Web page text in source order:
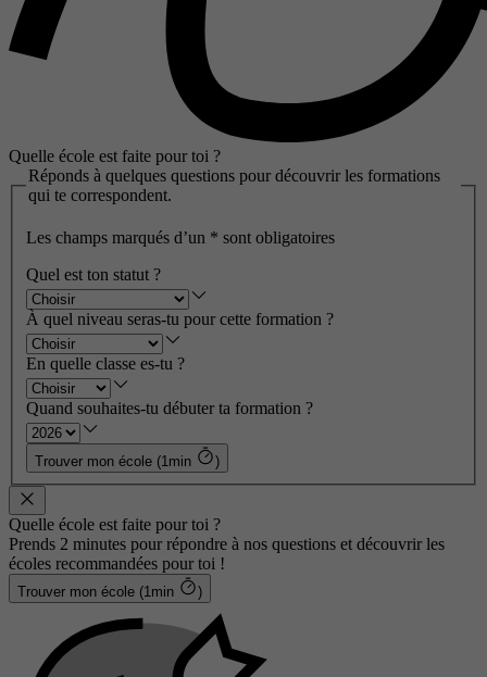
Quelle école est faite pour toi ?
Réponds à quelques questions pour découvrir les formations
qui te correspondent.
Les champs marqués d’un * sont obligatoires
Quel est ton statut ?
À quel niveau seras-tu pour cette formation ?
En quelle classe es-tu ?
Quand souhaites-tu débuter ta formation ?
Trouver mon école (1min )
Quelle école est faite pour toi ?
Prends 2 minutes pour répondre à nos questions et découvrir les
écoles recommandées pour toi !
Trouver mon école (1min )